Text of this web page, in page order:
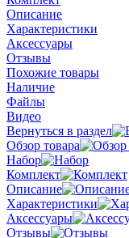
Описание
Характеристики
Аксессуары
Отзывы
Похожие товары
Наличие
Файлы
Видео
Вернуться в раздел
Обзор товара
Набор
Комплект
Описание
Характеристики
Аксессуары
Отзывы